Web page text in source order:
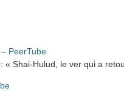
PeerTube
« Shai-Hulud, le ver qui a